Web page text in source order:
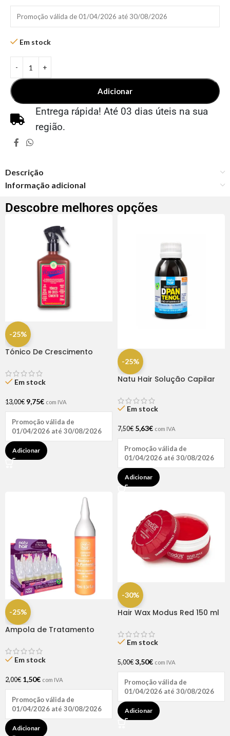
Promoção válida de 01/04/2026 até 30/08/2026
Em stock
Adicionar
Entrega rápida! Até 03 dias úteis na sua
região.
Descrição
Informação adicional
Descobre melhores opções
-25%
Tónico De Crescimento
Em stock
13,00€ 9,75€ com IVA
Promoção válida de
01/04/2026 até 30/08/2026
Adicionar
-25%
Natu Hair Solução Capilar
Em stock
7,50€ 5,63€ com IVA
Promoção válida de
01/04/2026 até 30/08/2026
Adicionar
-25%
Ampola de Tratamento
Hair (1 UNIDADE)
Em stock
2,00€ 1,50€ com IVA
Promoção válida de
01/04/2026 até 30/08/2026
Adicionar
-30%
Hair Wax Modus Red 150 ml
Em stock
5,00€ 3,50€ com IVA
Promoção válida de
01/04/2026 até 30/08/2026
Adicionar